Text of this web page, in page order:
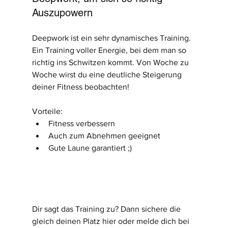
Auszupowern
Deepwork ist ein sehr dynamisches Training.
Ein Training voller Energie, bei dem man so
richtig ins Schwitzen kommt. Von Woche zu
Woche wirst du eine deutliche Steigerung
deiner Fitness beobachten!
Vorteile:
Fitness verbessern
Auch zum Abnehmen geeignet
Gute Laune garantiert ;)
Dir sagt das Training zu? Dann sichere die
gleich deinen Platz hier oder melde dich bei